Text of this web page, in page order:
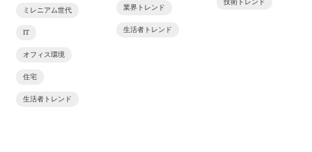
ミレニアム世代
IT
オフィス環境
住宅
生活者トレンド
業界トレンド
生活者トレンド
技術トレンド